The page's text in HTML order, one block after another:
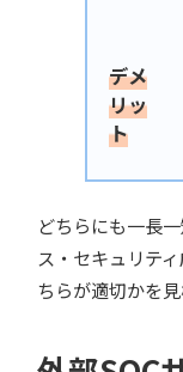
デメ
リッ
ト
どちらにも一長
ス・セキュリテ
ちらが適切かを